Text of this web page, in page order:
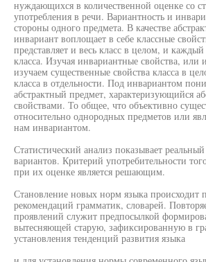
нуждающихся в количественной оценке со
употребления в речи. Вариантность и
стороны одного предмета. В качестве
инвариант воплощает в себе классные
представляет и весь класс в целом, и
класса. Изучая инвариантные свойства,
изучаем существенные свойства класса в
класса в отдельности. Под инвариантом
абстрактный предмет, характеризующийся
свойствами. То общее, что объективно
относительно однородных предметов или
нам инвариантом.
Статистический анализ показывает
вариантов. Критерий употребительности
при их оценке является решающим.
Становление новых норм языка происходит
рекомендаций грамматик, словарей.
проявлений служит предпосылкой
вытесняющей старую, зафиксированную в
установления тенденций развития языка